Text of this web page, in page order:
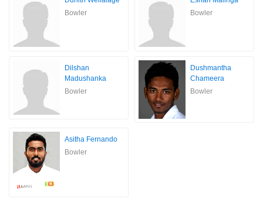
Bowler
Bowler
Dilshan
Madushanka
Bowler
Dushmantha
Chameera
Bowler
Asitha Fernando
Bowler